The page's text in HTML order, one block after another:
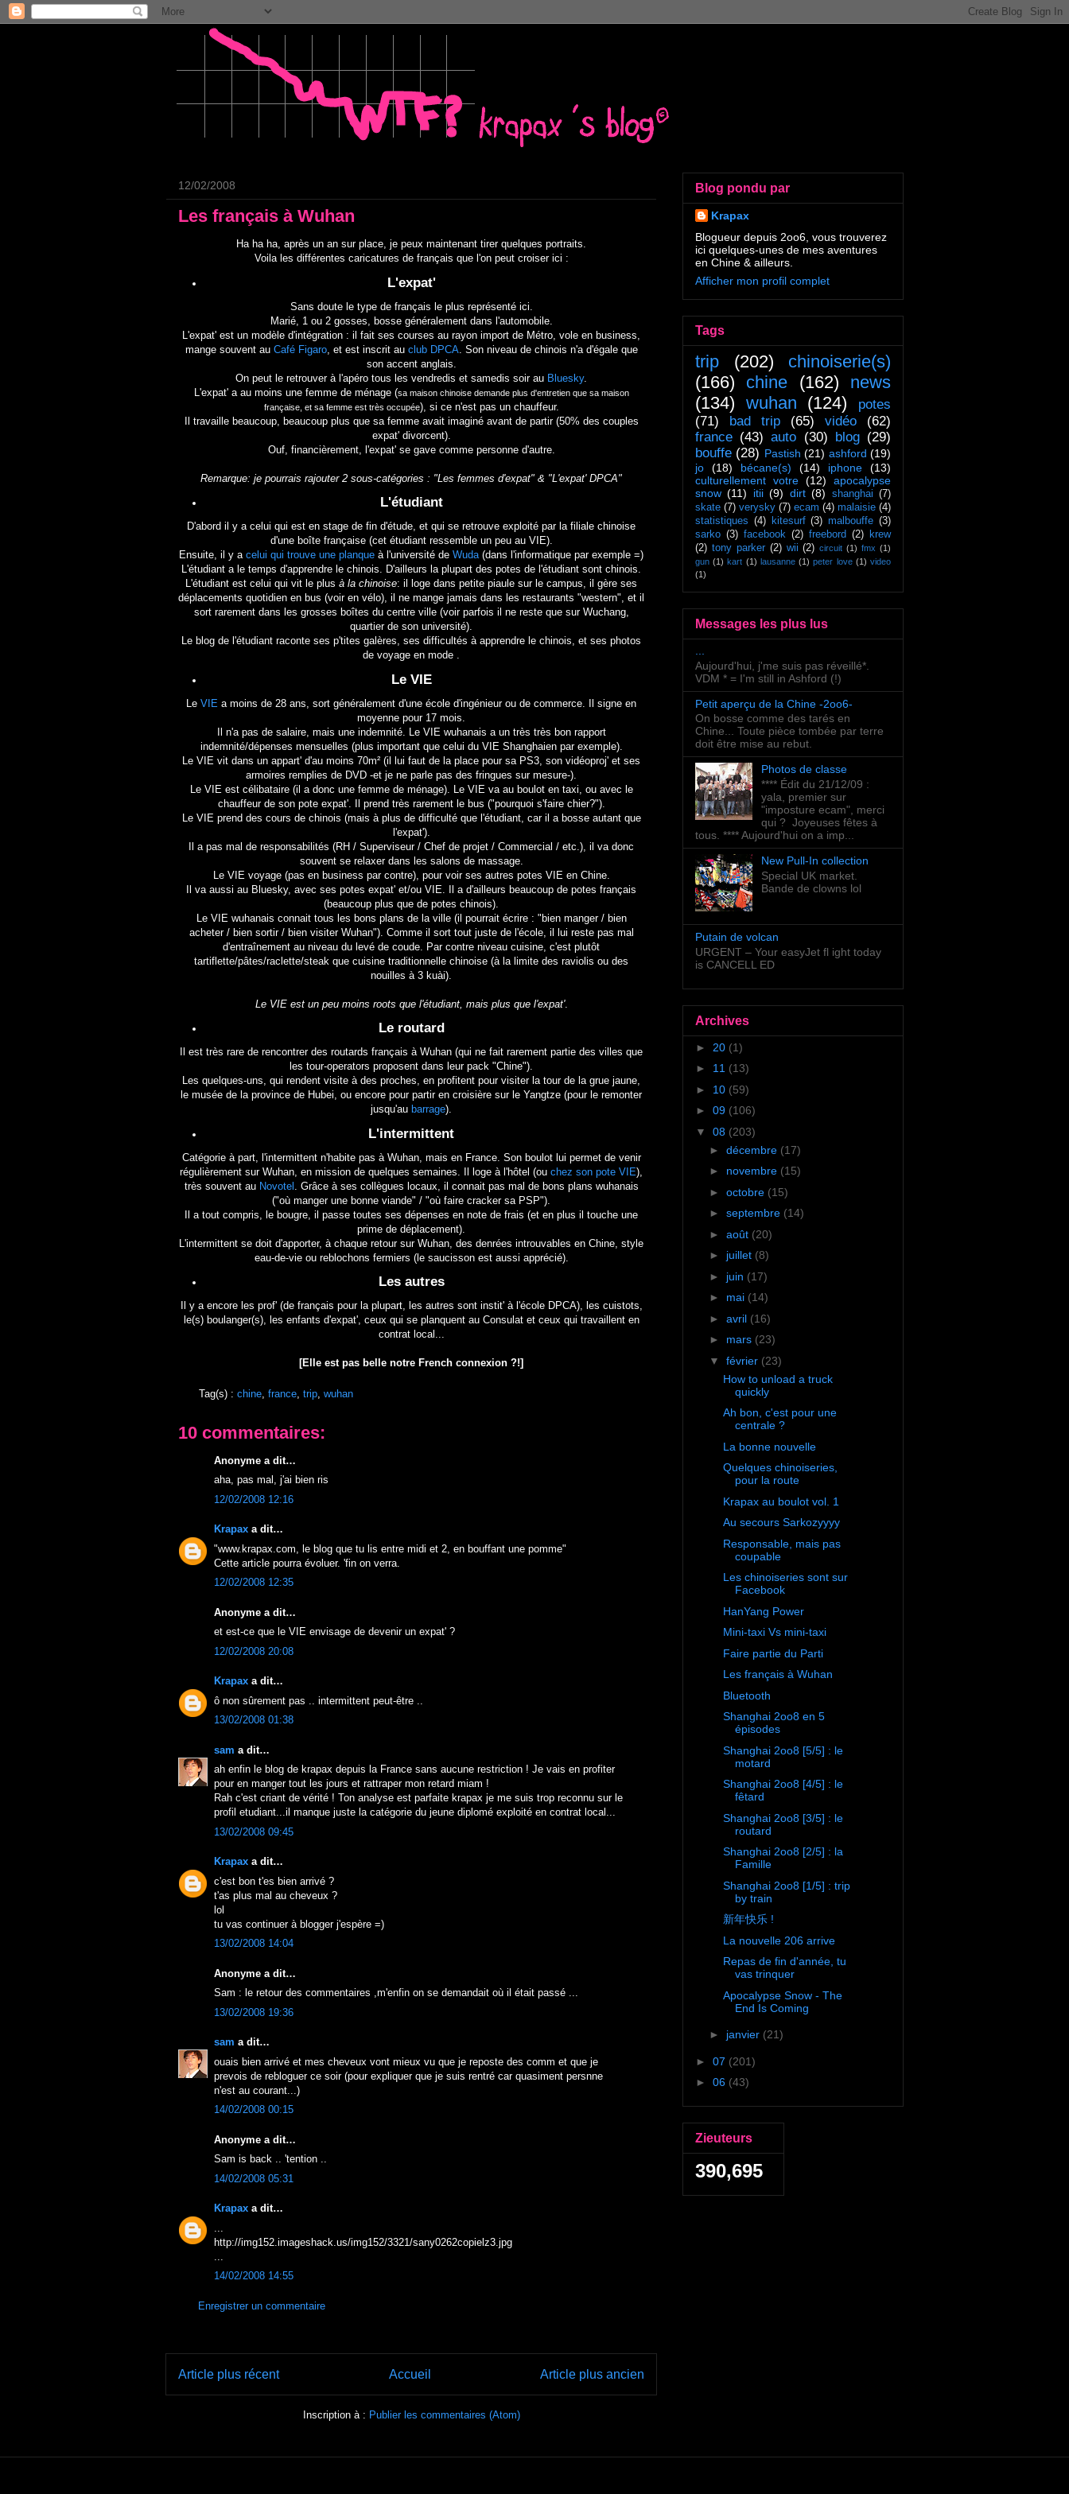
12/02/2008
Les français à Wuhan
Ha ha ha, après un an sur place, je peux maintenant tirer quelques portraits.
Voila les différentes caricatures de français que l'on peut croiser ici :
L'expat'
Sans doute le type de français le plus représenté ici.
Marié, 1 ou 2 gosses, bosse généralement dans l'automobile.
L'expat' est un modèle d'intégration : il fait ses courses au rayon import de Métro, vole en business,
mange souvent au Café Figaro, et est inscrit au club DPCA. Son niveau de chinois n'a d'égale que
son accent anglais.
On peut le retrouver à l'apéro tous les vendredis et samedis soir au Bluesky.
L'expat' a au moins une femme de ménage (sa maison chinoise demande plus d'entretien que sa maison
française, et sa femme est très occupée), si ce n'est pas un chauffeur.
Il travaille beaucoup, beaucoup plus que sa femme avait imaginé avant de partir (50% des couples
expat' divorcent).
Ouf, financièrement, l'expat' se gave comme personne d'autre.
Remarque: je pourrais rajouter 2 sous-catégories : "Les femmes d'expat" & "L'expat' DPCA"
L'étudiant
D'abord il y a celui qui est en stage de fin d'étude, et qui se retrouve exploité par la filiale chinoise
d'une boîte française (cet étudiant ressemble un peu au VIE).
Ensuite, il y a celui qui trouve une planque à l'université de Wuda(dans l'informatique par exemple =)
L'étudiant a le temps d'apprendre le chinois. D'ailleurs la plupart des potes de l'étudiant sont chinois.
L'étudiant est celui qui vit le plus à la chinoise: il loge dans petite piaule sur le campus, il gère ses
déplacements quotidien en bus (voir en vélo), il ne mange jamais dans les restaurants "western", et il
sort rarement dans les grosses boîtes du centre ville (voir parfois il ne reste que sur Wuchang,
quartier de son université).
Le blog de l'étudiant raconte ses p'tites galères, ses difficultés à apprendre le chinois, et ses photos
de voyage en mode .
Le VIE
Le VIE a moins de 28 ans, sort généralement d'une école d'ingénieur ou de commerce. Il signe en
moyenne pour 17 mois.
Il n'a pas de salaire, mais une indemnité. Le VIE wuhanais a un très très bon rapport
indemnité/dépenses mensuelles (plus important que celui du VIE Shanghaien par exemple).
Le VIE vit dans un appart' d'au moins 70m² (il lui faut de la place pour sa PS3, son vidéoproj' et ses
armoires remplies de DVD -et je ne parle pas des fringues sur mesure-).
Le VIE est célibataire (il a donc une femme de ménage). Le VIE va au boulot en taxi, ou avec le
chauffeur de son pote expat'. Il prend très rarement le bus ("pourquoi s'faire chier?").
Le VIE prend des cours de chinois (mais à plus de difficulté que l'étudiant, car il a bosse autant que
l'expat').
Il a pas mal de responsabilités (RH / Superviseur / Chef de projet / Commercial / etc.), il va donc
souvent se relaxer dans les salons de massage.
Le VIE voyage (pas en business par contre), pour voir ses autres potes VIE en Chine.
Il va aussi au Bluesky, avec ses potes expat' et/ou VIE. Il a d'ailleurs beaucoup de potes français
(beaucoup plus que de potes chinois).
Le VIE wuhanais connait tous les bons plans de la ville (il pourrait écrire : "bien manger / bien
acheter / bien sortir / bien visiter Wuhan"). Comme il sort tout juste de l'école, il lui reste pas mal
d'entraînement au niveau du levé de coude. Par contre niveau cuisine, c'est plutôt
tartiflette/pâtes/raclette/steak que cuisine traditionnelle chinoise (à la limite des raviolis ou des
nouilles à 3 kuài).
Le VIE est un peu moins roots que l'étudiant, mais plus que l'expat'.
Le routard
Il est très rare de rencontrer des routards français à Wuhan (qui ne fait rarement partie des villes que
les tour-operators proposent dans leur pack "Chine").
Les quelques-uns, qui rendent visite à des proches, en profitent pour visiter la tour de la grue jaune,
le musée de la province de Hubei, ou encore pour partir en croisière sur le Yangtze (pour le remonter
jusqu'au barrage).
L'intermittent
Catégorie à part, l'intermittent n'habite pas à Wuhan, mais en France. Son boulot lui permet de venir
régulièrement sur Wuhan, en mission de quelques semaines. Il loge à l'hôtel (ou chez son pote VIE),
très souvent au Novotel . Grâce à ses collègues locaux, il connait pas mal de bons plans wuhanais
("où manger une bonne viande" / "où faire cracker sa PSP").
Il a tout compris, le bougre, il passe toutes ses dépenses en note de frais (et en plus il touche une
prime de déplacement).
L'intermittent se doit d'apporter, à chaque retour sur Wuhan, des denrées introuvables en Chine, style
eau-de-vie ou reblochons fermiers (le saucisson est aussi apprécié).
Les autres
Il y a encore les prof' (de français pour la plupart, les autres sont instit' à l'école DPCA), les cuistots,
le(s) boulanger(s), les enfants d'expat', ceux qui se planquent au Consulat et ceux qui travaillent en
contrat local...
[Elle est pas belle notre French connexion ?!]
Tag(s) : chine france trip wuhan
10 commentaires:
Anonyme a dit…
aha, pas mal, j'ai bien ris
12/02/2008 12:16
Krapax a dit…
"www.krapax.com, le blog que tu lis entre midi et 2, en bouffant une pomme"
Cette article pourra évoluer. 'fin on verra.
12/02/2008 12:35
Anonyme a dit…
et est-ce que le VIE envisage de devenir un expat' ?
12/02/2008 20:08
Krapax a dit…
ô non sûrement pas .. intermittent peut-être ..
13/02/2008 01:38
sam a dit…
ah enfin le blog de krapax depuis la France sans aucune restriction ! Je vais en profiter
pour en manger tout les jours et rattraper mon retard miam !
Rah c'est criant de vérité ! Ton analyse est parfaite krapax je me suis trop reconnu sur le
profil etudiant...il manque juste la catégorie du jeune diplomé exploité en contrat local...
13/02/2008 09:45
Krapax a dit…
c'est bon t'es bien arrivé ?
t'as plus mal au cheveux ?
lol
tu vas continuer à blogger j'espère =)
13/02/2008 14:04
Anonyme a dit…
Sam : le retour des commentaires ,m'enfin on se demandait où il était passé ...
13/02/2008 19:36
sam a dit…
ouais bien arrivé et mes cheveux vont mieux vu que je reposte des comm et que je
prevois de rebloguer ce soir (pour expliquer que je suis rentré car quasiment persnne
n'est au courant...)
14/02/2008 00:15
Anonyme a dit…
Sam is back .. 'tention ..
14/02/2008 05:31
Krapax a dit…
http://img152.imageshack.us/img152/3321/sany0262copielz3.jpg
14/02/2008 14:55
Enregistrer un commentaire
Article plus récent Article plus ancien
Accueil
Inscription à : Publier les commentaires (Atom)
Blog pondu par
Krapax
Blogueur depuis 2oo6, vous trouverez
ici quelques-unes de mes aventures
en Chine & ailleurs.
Afficher mon profil complet
Tags
trip (202)
chinoiserie(s)
(166)
chine (162)
news
(134) wuhan (124)
potes
(71)
bad trip (65) vidéo
(62)
france (43) auto (30) blog (29)
bouffe (28) Pastish (21) ashford (19)
jo
(18) bécane(s) (14) iphone
(13)
culturellement votre (12)
apocalypse
snow (11) itii (9) dirt (8) shanghai (7)
skate (7) verysky (7) ecam (4) malaisie (4)
statistiques (4) kitesurf (3) malbouffe (3)
sarko (3) facebook (2) freebord (2)
krew
(2) tony parker (2) wii (2) circuit (1) fmx (1)
gun (1) kart (1) lausanne (1) peter love (1) video
(1)
Messages les plus lus
Aujourd'hui, j'me suis pas réveillé*.
VDM * = I'm still in Ashford (!)
Petit aperçu de la Chine -2oo6-
On bosse comme des tarés en
Chine... Toute pièce tombée par terre
doit être mise au rebut.
Photos de classe
**** Édit du 21/12/09 :
yala, premier sur
"imposture ecam", merci
qui ? Joyeuses fêtes à
tous. **** Aujourd'hui on a imp...
New Pull-In collection
Special UK market.
Bande de clowns lol
Putain de volcan
URGENT – Your easyJet fl ight today
is CANCELL ED
Archives
► 20 (1)
► 11 (13)
► 10 (59)
► 09 (106)
▼ 08 (203)
► décembre (17)
► novembre (15)
► octobre (15)
► septembre (14)
► août (20)
► juillet (8)
► juin (17)
► mai (14)
► avril (16)
► mars (23)
▼ février (23)
How to unload a truck
quickly
Ah bon, c'est pour une
centrale ?
La bonne nouvelle
Quelques chinoiseries,
pour la route
Krapax au boulot vol. 1
Au secours Sarkozyyyy
Responsable, mais pas
coupable
Les chinoiseries sont sur
Facebook
HanYang Power
Mini-taxi Vs mini-taxi
Faire partie du Parti
Les français à Wuhan
Bluetooth
Shanghai 2oo8 en 5
épisodes
Shanghai 2oo8 [5/5] : le
motard
Shanghai 2oo8 [4/5] : le
fêtard
Shanghai 2oo8 [3/5] : le
routard
Shanghai 2oo8 [2/5] : la
Famille
Shanghai 2oo8 [1/5] : trip
by train
新年快乐 !
La nouvelle 206 arrive
Repas de fin d'année, tu
vas trinquer
Apocalypse Snow - The
End Is Coming
► janvier (21)
► 07 (201)
► 06 (43)
Zieuteurs
390,695